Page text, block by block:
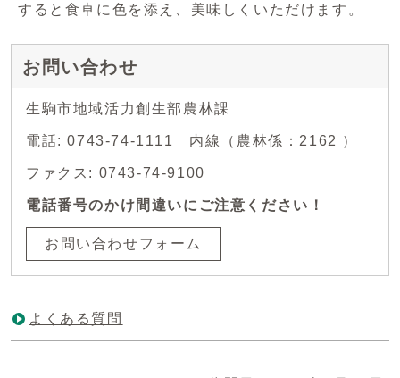
すると食卓に色を添え、美味しくいただけます。
お問い合わせ
生駒市地域活力創生部農林課
電話: 0743-74-1111 内線（農林係：2162 ）
ファクス: 0743-74-9100
電話番号のかけ間違いにご注意ください！
お問い合わせフォーム
よくある質問